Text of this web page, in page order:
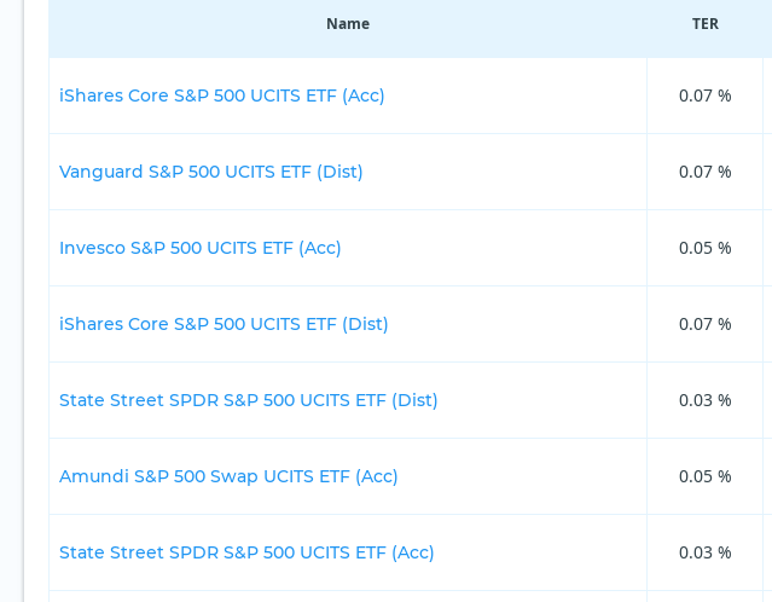
Name TER
iShares Core S&P 500 UCITS ETF (Acc) 0.07 %
Vanguard S&P 500 UCITS ETF (Dist) 0.07 %
Invesco S&P 500 UCITS ETF (Acc) 0.05 %
iShares Core S&P 500 UCITS ETF (Dist) 0.07 %
State Street SPDR S&P 500 UCITS ETF (Dist) 0.03 %
Amundi S&P 500 Swap UCITS ETF (Acc) 0.05 %
State Street SPDR S&P 500 UCITS ETF (Acc) 0.03 %